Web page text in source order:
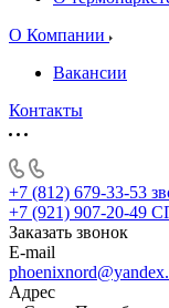
О Компании
Вакансии
Контакты
+7 (812) 679-33-53
+7 (921) 907-20-49
Заказать звонок
E-mail
Адрес